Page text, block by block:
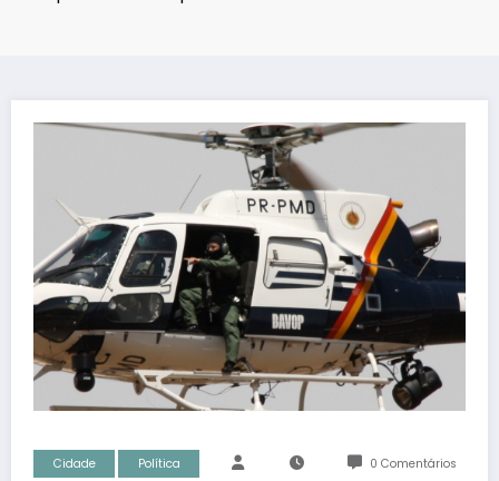
Cidade Política 0 Comentários